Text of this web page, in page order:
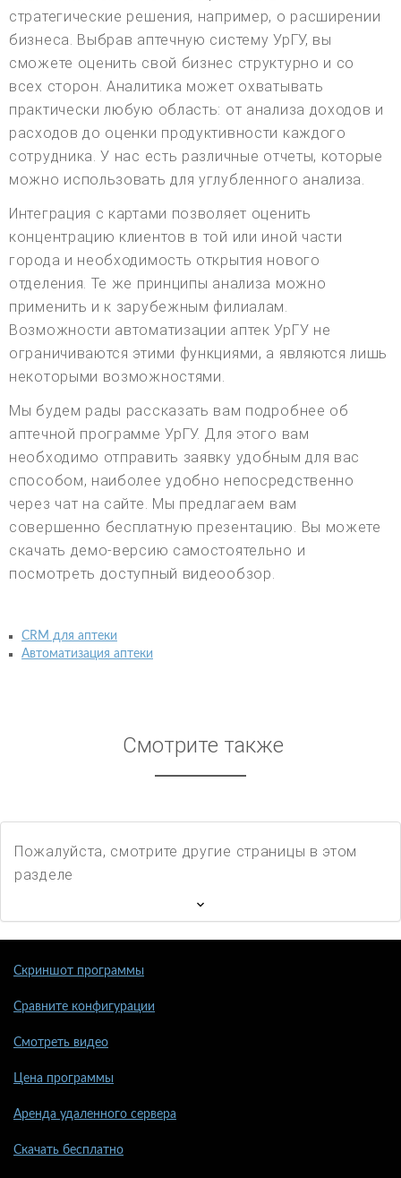
стратегические решения, например, о расширении
бизнеса. Выбрав аптечную систему УрГУ, вы
сможете оценить свой бизнес структурно и со
всех сторон. Аналитика может охватывать
практически любую область: от анализа доходов и
расходов до оценки продуктивности каждого
сотрудника. У нас есть различные отчеты, которые
можно использовать для углубленного анализа.
Интеграция с картами позволяет оценить
концентрацию клиентов в той или иной части
города и необходимость открытия нового
отделения. Те же принципы анализа можно
применить и к зарубежным филиалам.
Возможности автоматизации аптек УрГУ не
ограничиваются этими функциями, а являются лишь
некоторыми возможностями.
Мы будем рады рассказать вам подробнее об
аптечной программе УрГУ. Для этого вам
необходимо отправить заявку удобным для вас
способом, наиболее удобно непосредственно
через чат на сайте. Мы предлагаем вам
совершенно бесплатную презентацию. Вы можете
скачать демо-версию самостоятельно и
посмотреть доступный видеообзор.
CRM для аптеки
Автоматизация аптеки
Смотрите также
Пожалуйста, смотрите другие страницы в этом
разделе
Скриншот программы
Сравните конфигурации
Смотреть видео
Цена программы
Аренда удаленного сервера
Скачать бесплатно